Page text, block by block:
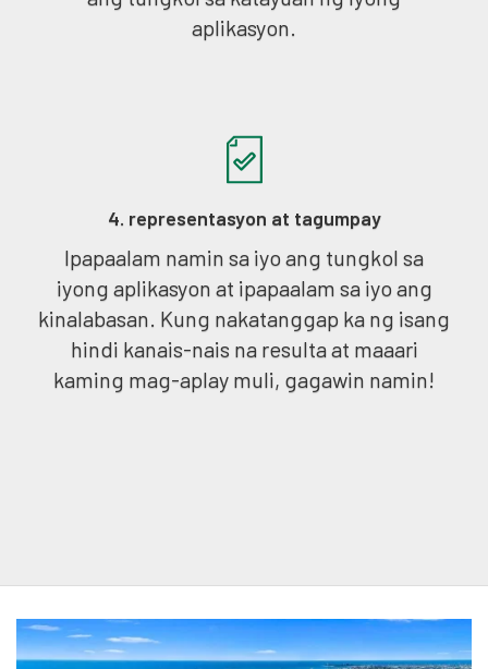
aplikasyon.
4. representasyon at tagumpay
Ipapaalam namin sa iyo ang tungkol sa
iyong aplikasyon at ipapaalam sa iyo ang
kinalabasan. Kung nakatanggap ka ng isang
hindi kanais-nais na resulta at maaari
kaming mag-aplay muli, gagawin namin!